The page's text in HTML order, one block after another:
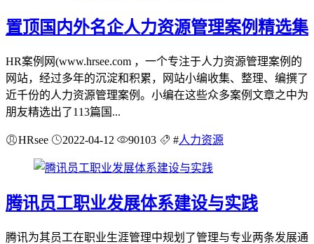
置顶 国内外名企人力资源管理案例精选集
HR案例网(www.hrsee.com ，一个专注于人力资源管理案例的
网站，经过多年的沉淀和积累，网站小编收集、整理、编撰了
近千份的人力资源管理案例。小编在这些众多案例文章之中为
朋友精选出了113篇国...
HRsee 2022-04-12 90103 #人力资源
腾讯员工职业发展体系建设与实践
腾讯为其员工在职业生涯管理中规划了管理与专业两条发展通